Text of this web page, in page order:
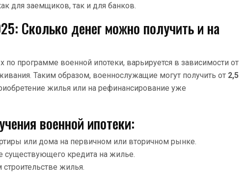
для заемщиков, так и для банков.
Сколько денег можно получить и на
программе военной ипотеки, варьируется в зависимости от
Таким образом, военнослужащие могут получить от 2,5
жилья или на рефинансирование уже
военной ипотеки:
или дома на первичном или вторичном рынке.
существующего кредита на жилье.
жилья.